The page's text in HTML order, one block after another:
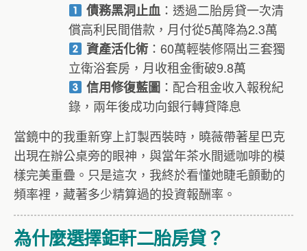
債務黑洞止血 ：透過二胎房貸一次清
償高利民間借款，月付從5萬降為2.3萬
資產活化術：60萬輕裝修隔出三套獨
立衛浴套房，月收租金衝破9.8萬
信用修復藍圖：配合租金收入報稅紀
錄，兩年後成功向銀行轉貸降息
當鏡中的我重新穿上訂製西裝時，曉薇帶著星巴克
出現在辦公桌旁的眼神，與當年茶水間遞咖啡的模
樣完美重疊。只是這次，我終於看懂她睫毛顫動的
頻率裡，藏著多少精算過的投資報酬率。
為什麼選擇鉅軒二胎房貸？